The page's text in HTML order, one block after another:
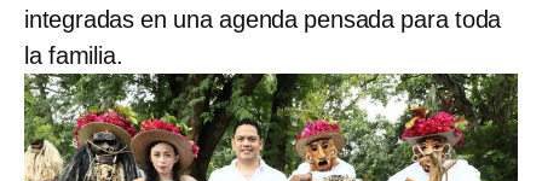
integradas en una agenda pensada para toda
la familia.